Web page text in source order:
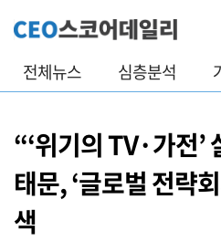
전체뉴스 심층분석
“‘위기의 TV·가전
태문, ‘글로벌 전략
색